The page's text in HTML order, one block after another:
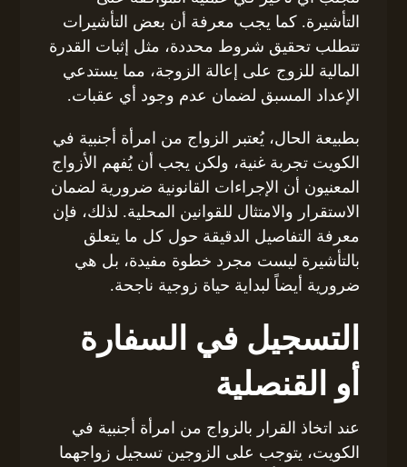
التأشيرة. كما يجب معرفة أن بعض التأشيرات
تتطلب تحقيق شروط محددة، مثل إثبات القدرة
المالية للزوج على إعالة الزوجة، مما يستدعي
الإعداد المسبق لضمان عدم وجود أي عقبات.
بطبيعة الحال، يُعتبر الزواج من امرأة أجنبية في
الكويت تجربة غنية، ولكن يجب أن يُفهم الأزواج
المعنيون أن الإجراءات القانونية ضرورية لضمان
الاستقرار والامتثال للقوانين المحلية. لذلك، فإن
معرفة التفاصيل الدقيقة حول كل ما يتعلق
بالتأشيرة ليست مجرد خطوة مفيدة، بل هي
ضرورية أيضاً لبداية حياة زوجية ناجحة.
التسجيل في السفارة
أو القنصلية
عند اتخاذ القرار بالزواج من امرأة أجنبية في
الكويت، يتوجب على الزوجين تسجيل زواجهما